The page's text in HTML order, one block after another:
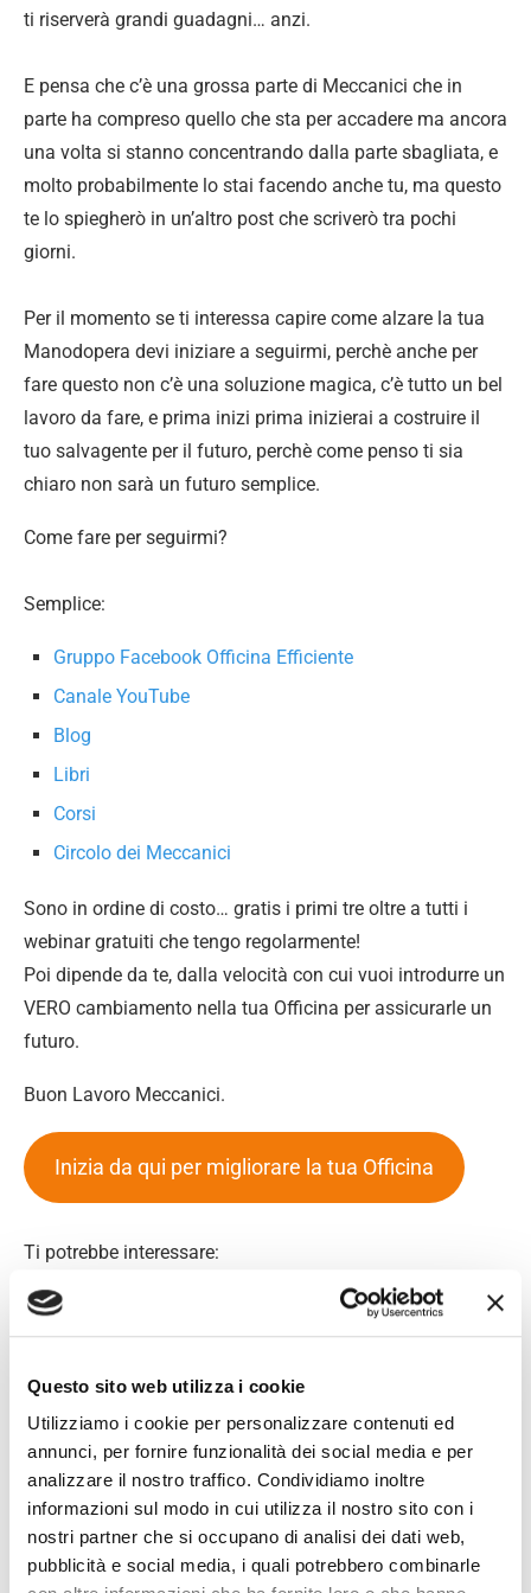
Questo sito web utilizza i cookie
Utilizziamo i cookie per personalizzare contenuti ed
annunci, per fornire funzionalità dei social media e per
analizzare il nostro traffico. Condividiamo inoltre
informazioni sul modo in cui utilizza il nostro sito con i
nostri partner che si occupano di analisi dei dati web,
pubblicità e social media, i quali potrebbero combinarle
ti riserverà grandi guadagni… anzi.
E pensa che c’è una grossa parte di Meccanici che in
parte ha compreso quello che sta per accadere ma ancora
una volta si stanno concentrando dalla parte sbagliata, e
molto probabilmente lo stai facendo anche tu, ma questo
te lo spiegherò in un’altro post che scriverò tra pochi
giorni.
Per il momento se ti interessa capire come alzare la tua
Manodopera devi iniziare a seguirmi, perchè anche per
fare questo non c’è una soluzione magica, c’è tutto un bel
lavoro da fare, e prima inizi prima inizierai a costruire il
tuo salvagente per il futuro, perchè come penso ti sia
chiaro non sarà un futuro semplice.
Come fare per seguirmi?
Semplice:
Gruppo Facebook Officina Efficiente
Canale YouTube
Blog
Libri
Corsi
Circolo dei Meccanici
Sono in ordine di costo… gratis i primi tre oltre a tutti i
webinar gratuiti che tengo regolarmente!
Poi dipende da te, dalla velocità con cui vuoi introdurre un
VERO cambiamento nella tua Officina per assicurarle un
futuro.
Buon Lavoro Meccanici.
Inizia da qui per migliorare la tua Officina
Ti potrebbe interessare:
Se ti piacciono i video di Officina Efficiente iscriviti al
canale tramite il seguente tasto: